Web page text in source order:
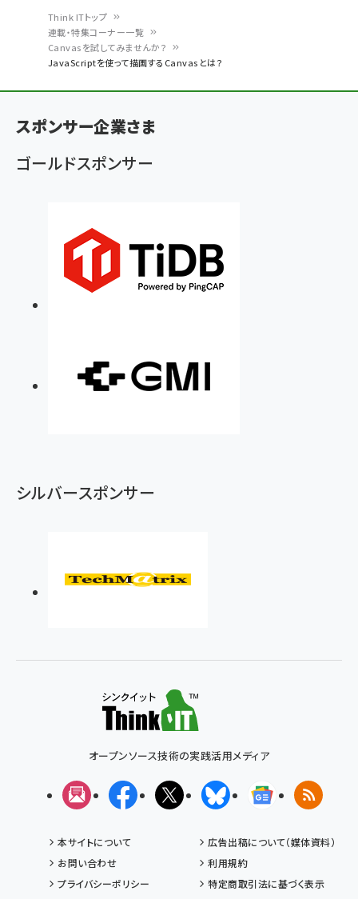
く
ず
Think ITトップ
連載・特集コーナー一覧
Canvasを試してみませんか？
JavaScriptを使って描画するCanvasとは？
スポンサー企業さま
ゴールドスポンサー
シルバースポンサー
オープンソース技術の実践活用メディア
メルマガFacebookX(エックス)BlueskyGoogleニュ
RSS
本サイトについて
広告出稿について（媒体資料）
お問い合わせ
利用規約
プライバシーポリシー
特定商取引法に基づく表示